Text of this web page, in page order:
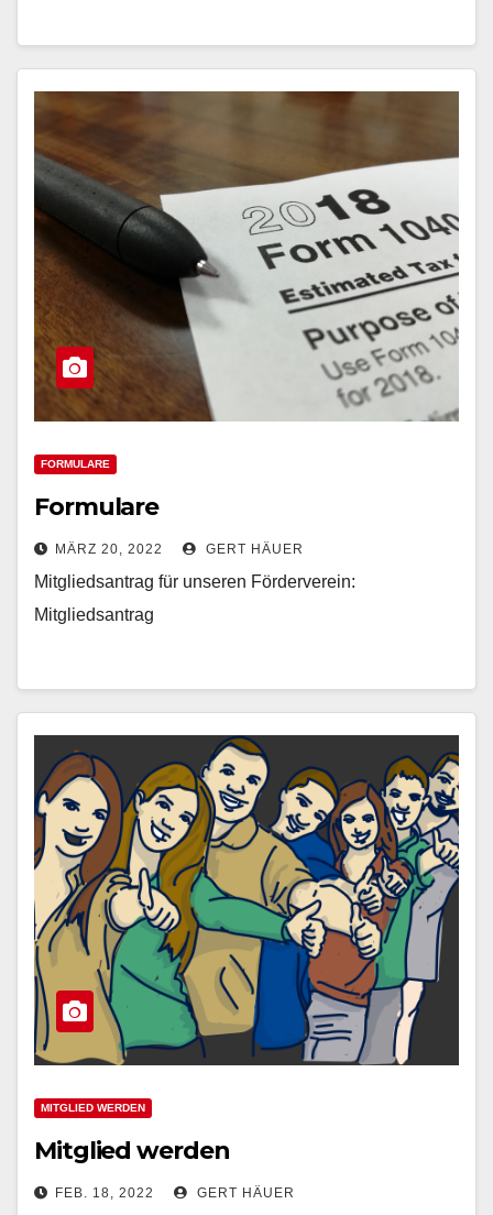
FORMULARE
Formulare
MÄRZ 20, 2022 GERT HÄUER
Mitgliedsantrag für unseren Förderverein:
Mitgliedsantrag
MITGLIED WERDEN
Mitglied werden
FEB. 18, 2022 GERT HÄUER